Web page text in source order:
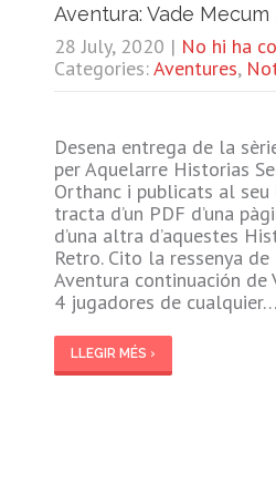
Aventura: Vade
28 July, 2020 | No hi ha
Categories:Aventures,
Desena entrega de la
per Aquelarre Historias
Orthanc i publicats al seu
tracta d’un PDF d’una
d’una altra d’aquestes
Retro. Cito la ressenya
Aventura continuación de
4 jugadores de cualquier…
LLEGIR MÉS ›